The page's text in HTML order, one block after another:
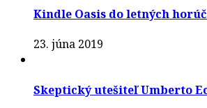
Kindle Oasis do letných
23. júna 2019
Skeptický utešiteľ Umberto